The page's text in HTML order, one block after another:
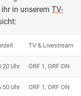
in unserem TV-
TV & Livestream
Uhr ORF 1, ORF ON
Uhr ORF 1, ORF ON